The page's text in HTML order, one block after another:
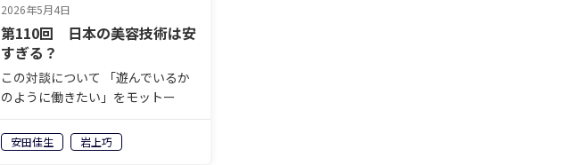
2026年5月4日
第110回 日本の美容技術は安
すぎる？
この対談について 「遊んでいるか
のように働きたい」をモットー
ロハ美容師”こと岩上巧さん。自身
が経営するヘアサロン
安田佳生 岩上巧